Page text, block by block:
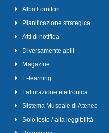
Albo Fornitori
Pianificazione strategica
Atti di notifica
Diversamente abili
Magazine
E-learning
Fatturazione elettronica
Sistema Museale di Ateneo
Solo testo / alta leggibilità